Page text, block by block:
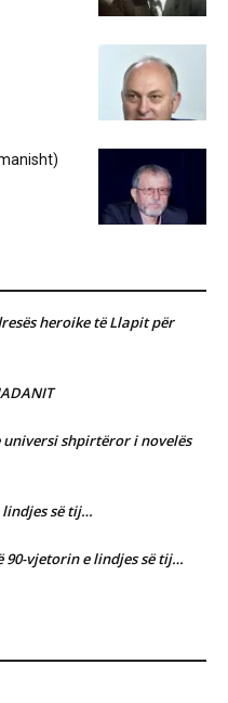
heroike të Llapit për
shpirtëror i novelës
së tij…
90-vjetorin e lindjes së tij…